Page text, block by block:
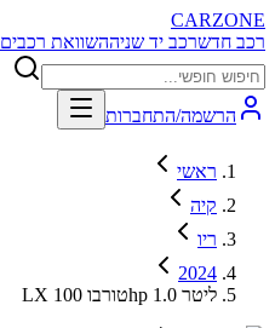
CARZONE
רכב חדשרכב יד שניההשוואת רכבים
הרשמה/התחברות
ראשי
קיה
ריו
2024
LX טורבו 100hp 1.0 ליטר